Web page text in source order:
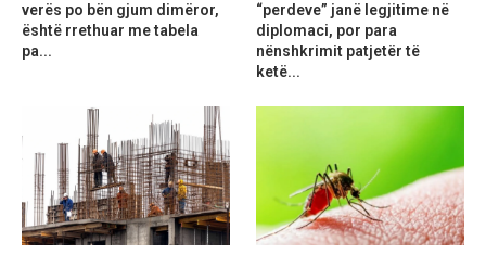
verës po bën gjum dimëror,
është rrethuar me tabela
pa...
“perdeve” janë legjitime në
diplomaci, por para
nënshkrimit patjetër të
ketë...